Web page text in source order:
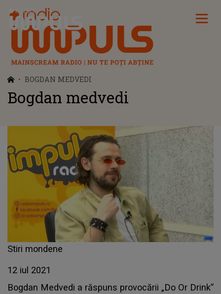
Radio Impuls
BOGDAN MEDVEDI
Bogdan medvedi
Stiri mondene
12 iul 2021
Bogdan Medvedi a răspuns provocării „Do Or Drink”